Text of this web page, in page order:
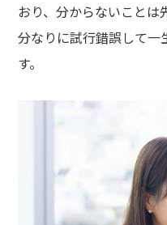
おり、分からないことは
分なりに試行錯誤して一
す。